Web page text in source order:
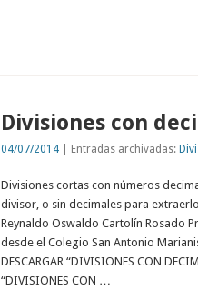
Divisiones con
04/07/2014| Entradas archivadas:
Divisiones cortas con números
divisor, o sin decimales para
Reynaldo Oswaldo Cartolín Rosado
desde el Colegio San Antonio
DESCARGAR “DIVISIONES CON
“DIVISIONES CON …